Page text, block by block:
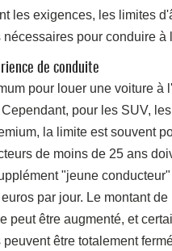
les exigences, les limites
nécessaires pour conduire à
de conduite
pour louer une voiture à
pour les SUV,
la limite est souvent
de moins de 25 ans
"jeune
par jour. Le montant
peut être augmenté, et
peuvent être totalement